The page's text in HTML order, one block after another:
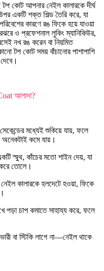
কোট আপনার নেইল কালারকে দীর্ঘ
একটি শক্ত শিল্ড তৈরি করে, যা
কারণে রঙ ফিকে হয়ে যাওয়া
ও প্রফেশনাল লুকিং ম্যানিকিউর,
নখ রঙ করেন বা নিয়মিত
টপ কোট সময় বাঁচানোর পাশাপাশি
আলাদা?
মধ্যেই শুকিয়ে যায়, ফলে
অনেকটাই কমে যায়।
স্মুথ, কাঁচের মতো শাইন দেয়, যা
তোলে।
নেইল কালারকে হলদেটে হওয়া, ফিকে
পড়া চাপ কমাতে সাহায্য করে, ফলে
বা স্টিকি লাগে না—নেইল থাকে